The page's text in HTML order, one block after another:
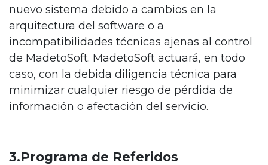
nuevo sistema debido a cambios en la
arquitectura del software o a
incompatibilidades técnicas ajenas al control
de MadetoSoft. MadetoSoft actuará, en todo
caso, con la debida diligencia técnica para
minimizar cualquier riesgo de pérdida de
información o afectación del servicio.
3.Programa de Referidos